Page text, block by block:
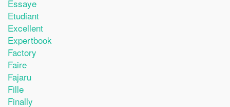
Essaye
Etudiant
Excellent
Expertbook
Factory
Faire
Fajaru
Fille
Finally